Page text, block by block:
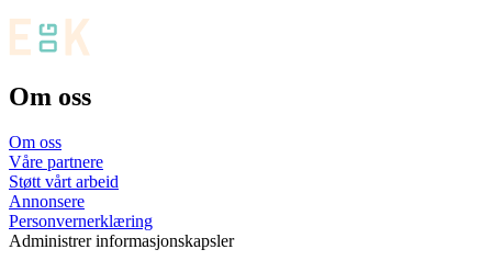
Om oss
Om oss
Våre partnere
Støtt vårt arbeid
Annonsere
Personvernerklæring
Administrer informasjonskapsler